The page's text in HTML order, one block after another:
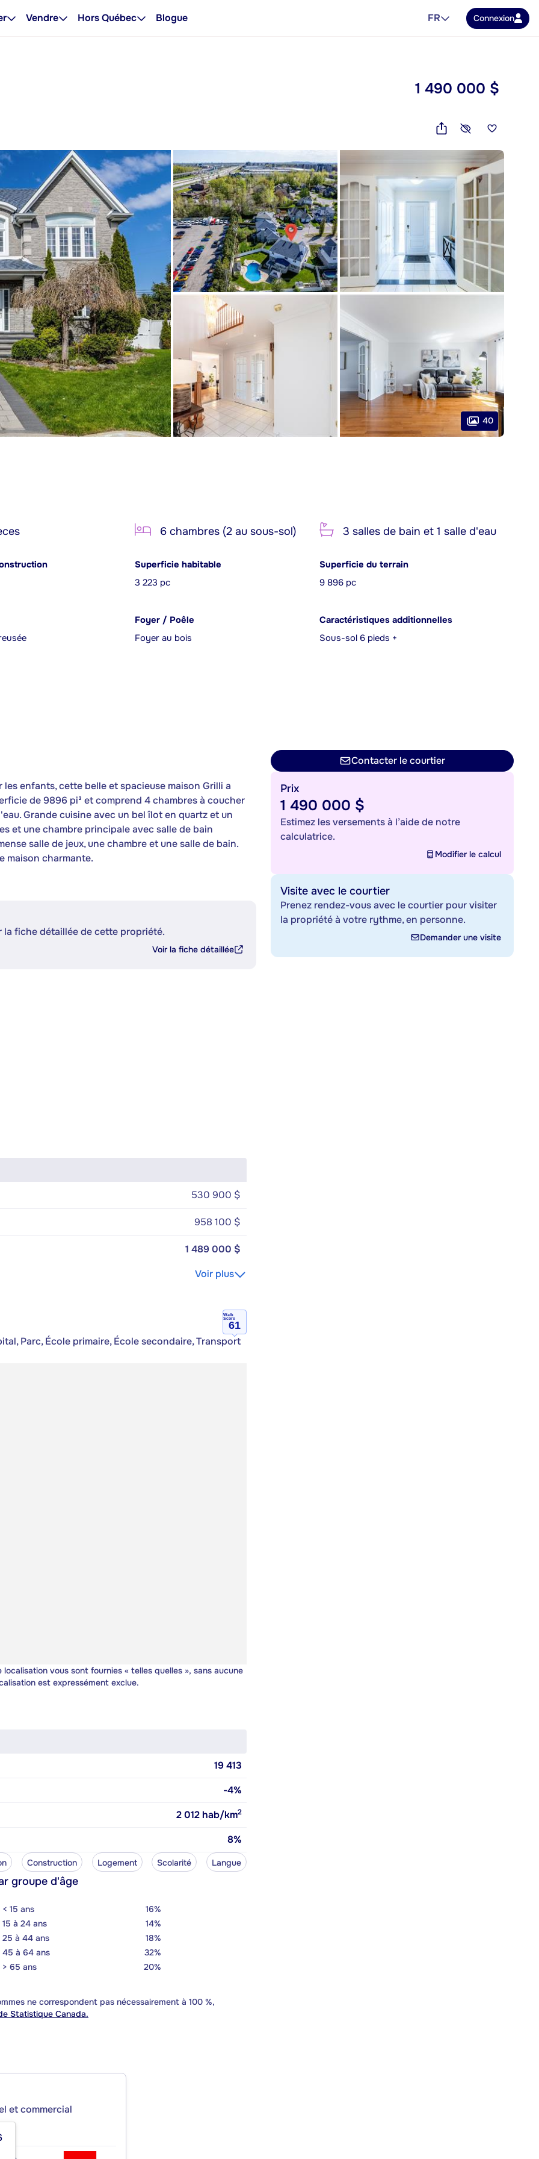
Vendre Hors Québec Blogue FR Connexion
1 490 000 $
40
6 chambres (2 au sous-sol) 3 salles de bain et 1 salle d'eau
Superficie habitable
3 223 pc
Superficie du terrain
9 896 pc
Foyer / Poêle
Foyer au bois
Caractéristiques additionnelles
Sous-sol 6 pieds +
enfants, cette belle et spacieuse maison Grilli a
de 9896 pi² et comprend 4 chambres à coucher
Grande cuisine avec un bel îlot en quartz et un
et une chambre principale avec salle de bain
salle de jeux, une chambre et une salle de bain.
maison charmante.
fiche détaillée de cette propriété.
Voir la fiche détaillée
530 900 $
958 100 $
1 489 000 $
Voir plus
Walk
Score
61
Parc, École primaire, École secondaire, Transport
localisation vous sont fournies « telles quelles », sans aucune
est expressément exclue.
19 413
-4%
2 012 hab/km2
8%
Construction Logement Scolarité Langue
groupe d'âge
< 15 ans
16%
15 à 24 ans
14%
25 à 44 ans
18%
45 à 64 ans
32%
> 65 ans
20%
ne correspondent pas nécessairement à 100 %,
Statistique Canada.
et commercial
Contacter le courtier
Prix
1 490 000 $
Estimez les versements à l’aide de notre
calculatrice.
Modifier le calcul
Visite avec le courtier
Prenez rendez-vous avec le courtier pour visiter
la propriété à votre rythme, en personne.
Demander une visite